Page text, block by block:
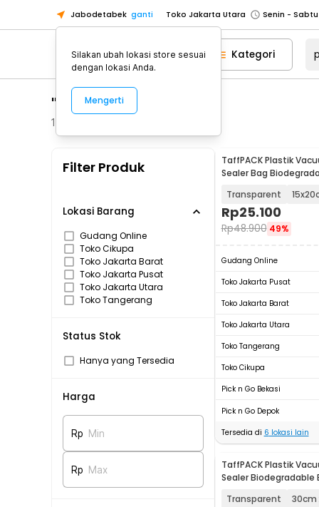
Jabodetabek ganti Toko Jakarta Utara
Toko Tangerang
Toko Cikupa
Pick n Go Jakarta Barat
Senin -
Toko Jakarta Barat
Senin -
Toko Tangerang
Kategori
"plastik vacum"
101
Filter Produk
Lokasi Barang
Gudang Online
Toko Cikupa
Toko Jakarta Barat
Toko Jakarta Pusat
Toko Jakarta Utara
Toko Tangerang
Status Stok
Hanya yang Tersedia
Harga
Rp Min
Rp Max
TaffPACK Plastik
Sealer Bag
Transparent
Rp25.100
Rp48.900 49%
Gudang Online
Toko Jakarta Pusat
Toko Jakarta Barat
Toko Jakarta Utara
Toko Tangerang
Toko Cikupa
Pick n Go Bekasi
Pick n Go Depok
Tersedia di 6 lokasi lain
TaffPACK Plastik
Sealer Biodegradable
Transparent 30cm
Silakan ubah lokasi store sesuai
dengan lokasi Anda.
Mengerti